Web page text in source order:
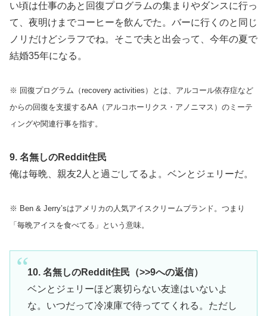
い頃は仕事のあと回復プログラムの集まりやダンスに行っ
て、夜明けまでコーヒーを飲んでた。バーに行くのと同じ
ノリだけどシラフでね。そこで夫と出会って、今年の夏で
結婚35年になる。
※ 回復プログラム（recovery activities）とは、アルコール依存症など
からの回復を支援するAA（アルコホーリクス・アノニマス）のミーテ
ィングや関連行事を指す。
9. 名無しのReddit住民
俺は毎晩、親友2人と過ごしてるよ。ベンとジェリーだ。
※ Ben & Jerry’sはアメリカの人気アイスクリームブランド。つまり
「毎晩アイスを食べてる」という意味。
10. 名無しのReddit住民（>>9への返信）
ベンとジェリーほど裏切らない友達はいないよ
な。いつだって冷凍庫で待っててくれる。ただし